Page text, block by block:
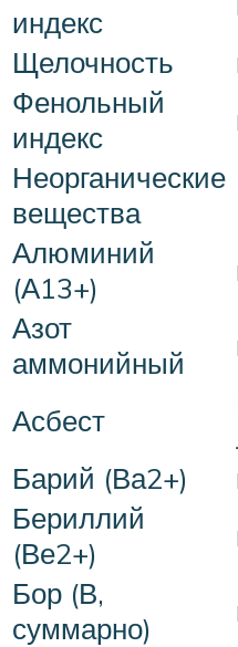
индекс
Щелочность
Фенольный
индекс
Неорганические
вещества
Алюминий
(А13+)
Азот
аммонийный
Асбест
Барий (Ва2+)
Бериллий
(Ве2+)
Бор (В,
суммарно)